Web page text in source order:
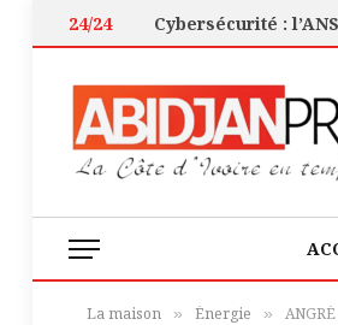
24/24
La maison » Énergie »